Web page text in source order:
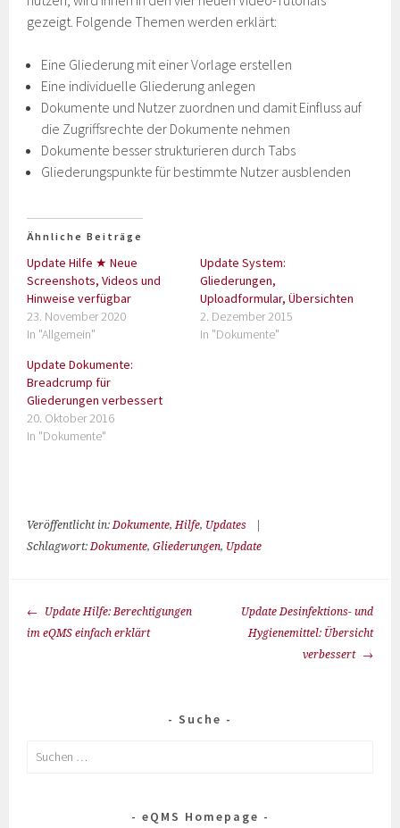
gezeigt. Folgende Themen werden erklärt:
Eine Gliederung mit einer Vorlage erstellen
Eine individuelle Gliederung anlegen
Dokumente und Nutzer zuordnen und damit Einfluss auf
die Zugriffsrechte der Dokumente nehmen
Dokumente besser strukturieren durch Tabs
Gliederungspunkte für bestimmte Nutzer ausblenden
Ähnliche Beiträge
Update Hilfe ★ Neue
Screenshots, Videos und
Hinweise verfügbar
23. November 2020
In "Allgemein"
Update System:
Gliederungen,
Uploadformular, Übersichten
2. Dezember 2015
In "Dokumente"
Update Dokumente:
Breadcrump für
Gliederungen verbessert
20. Oktober 2016
In "Dokumente"
Veröffentlicht in:Dokumente,Hilfe, Updates
Schlagwort:Dokumente,Gliederungen, Update
Update Hilfe: Berechtigungen
im eQMS einfach erklärt
Update Desinfektions- und
Hygienemittel: Übersicht
verbessert
Suche
eQMS Homepage